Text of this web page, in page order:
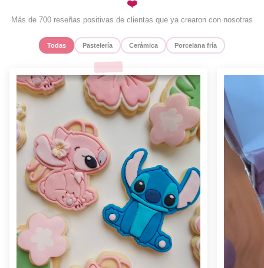
❤️
Más de 700 reseñas positivas de clientas que ya crearon con nosotras
Todas Pastelería Cerámica Porcelana fría